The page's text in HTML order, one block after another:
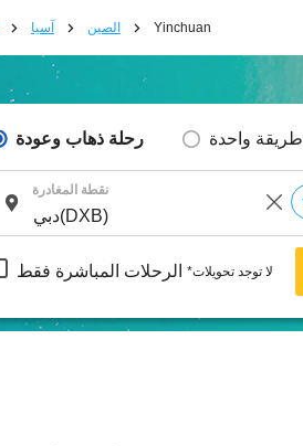
آسيا الصين Yinchuan
رحلة ذهاب وعودة طريقة واحدة
نقطة المغادرة
الرحلات المباشرة فقط *لا توجد تحويلات